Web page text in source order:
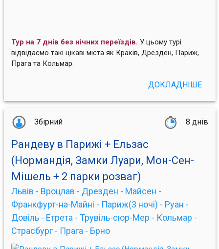
Тур на 7 днів без нічних переїздів. У цьому турі
відвідаємо такі цікаві міста як Краків, Дрезден, Париж,
Прага та Кольмар.
ДОКЛАДНІШЕ
Збірний 8 днів
Рандеву в Парижі + Ельзас
(Нормандія, Замки Луари, Мон-Сен-
Мішель + 2 парки розваг)
Львів - Вроцлав - Дрезден - Майсен -
Франкфурт-на-Майні - Париж(3 ночі) - Руан -
Довіль - Етрета - Трувіль-сюр-Мер - Кольмар -
Страсбург - Прага - Брно